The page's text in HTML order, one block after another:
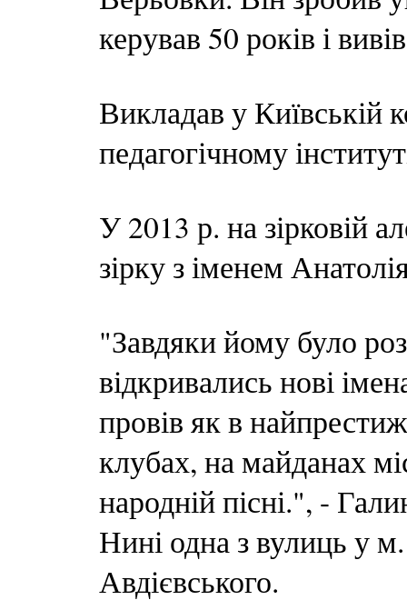
керував 50 років і
Викладав у Київській
педагогічному
У 2013 р. на зірковій
зірку з іменем
"Завдяки йому було
відкривались нові
провів як в
клубах, на майданах
народній пісні.", -
Нині одна з вулиць у
Авдієвського.